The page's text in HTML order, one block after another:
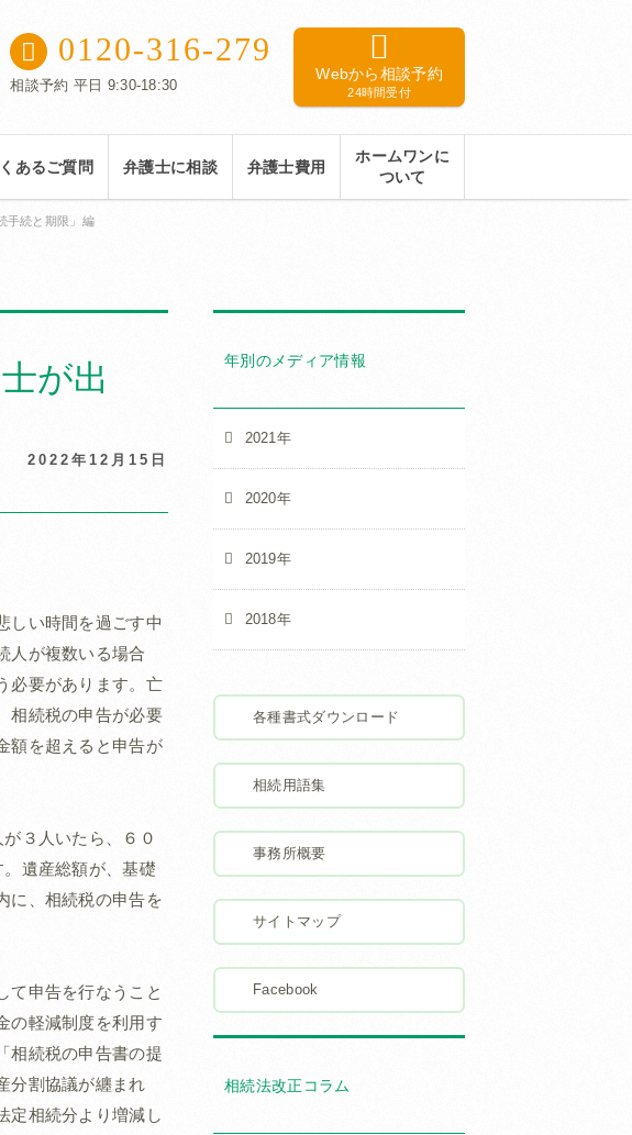
Webから相談予約
24時間受付
0120-316-279
相談予約 平日 9:30-18:30
あるご質問 弁護士に相談 弁護士費用
ホームワンに
ついて
手続と期限」編
が出
2022年12月15日
しい時間を過ごす中
人が複数いる場合
必要があります。亡
相続税の申告が必要
額を超えると申告が
３人いたら、６０
遺産総額が、基礎
に、相続税の申告を
て申告を行なうこと
の軽減制度を利用す
相続税の申告書の提
分割協議が纏まれ
定相続分より増減し
年別のメディア情報
2021年
2020年
2019年
2018年
各種書式ダウンロード
相続用語集
事務所概要
サイトマップ
Facebook
相続法改正コラム